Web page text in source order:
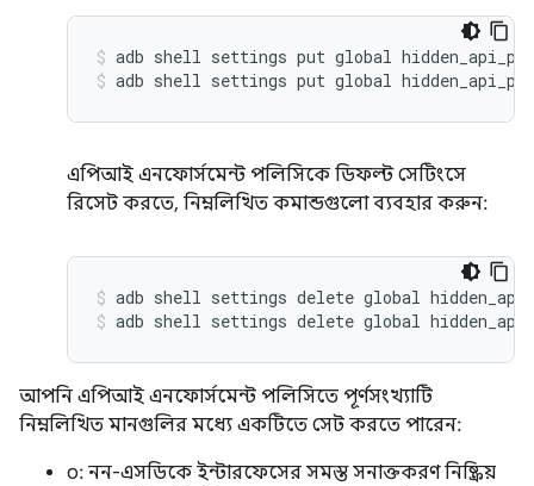
adb shell settings put global
adb shell settings put global
এপিআই এনফোর্সমেন্ট পলিসিকে ডিফল্ট সেটিংসে
রিসেট করতে, নিম্নলিখিত কমান্ডগুলো ব্যবহার করুন:
adb shell settings delete global
adb shell settings delete global
আপনি এপিআই এনফোর্সমেন্ট পলিসিতে পূর্ণসংখ্যাটি
নিম্নলিখিত মানগুলির মধ্যে একটিতে সেট করতে পারেন:
০: নন-এসডিকে ইন্টারফেসের সমস্ত সনাক্তকরণ নিষ্ক্রিয়